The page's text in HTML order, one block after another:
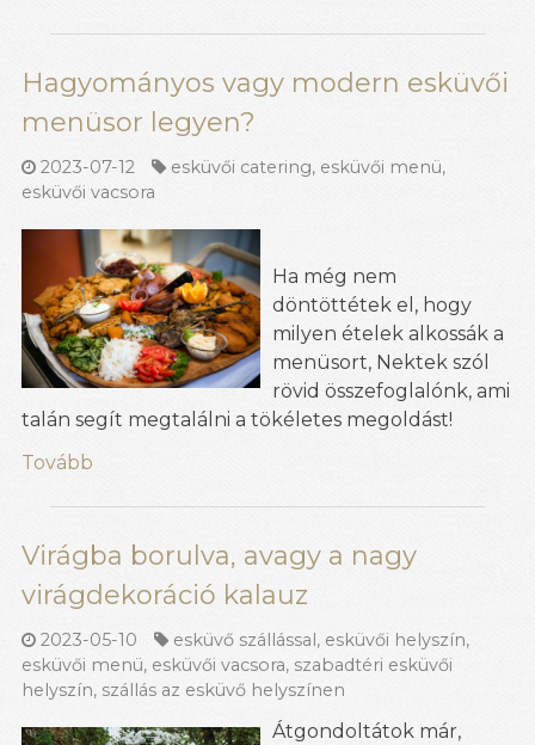
Hagyományos vagy modern esküvői
menüsor legyen?
2023-07-12 esküvői catering, esküvői menü,
esküvői vacsora
Ha még nem
döntöttétek el, hogy
milyen ételek alkossák a
menüsort, Nektek szól
rövid összefoglalónk, ami
talán segít megtalálni a tökéletes megoldást!
Tovább
Virágba borulva, avagy a nagy
virágdekoráció kalauz
2023-05-10 esküvő szállással, esküvői helyszín,
esküvői menü, esküvői vacsora, szabadtéri esküvői
helyszín, szállás az esküvő helyszínen
Átgondoltátok már,